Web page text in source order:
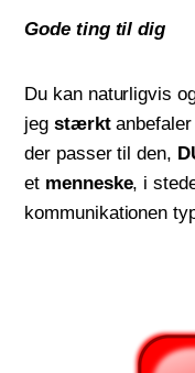
Gode ting til dig
Du kan naturligvis
jegstærktanbefaler
der passer til den,
et menneske, i
kommunikationen